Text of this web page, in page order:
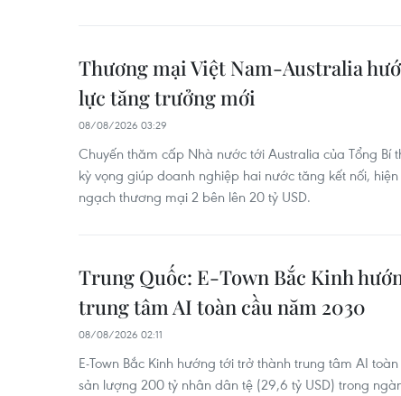
Thương mại Việt Nam-Australia
lực tăng trưởng mới
08/08/2026 03:29
Chuyến thăm cấp Nhà nước tới Australia của Tổng Bí
kỳ vọng giúp doanh nghiệp hai nước tăng kết nối,
ngạch thương mại 2 bên lên 20 tỷ USD.
Trung Quốc: E-Town Bắc Kinh
trung tâm AI toàn cầu năm 2030
08/08/2026 02:11
E-Town Bắc Kinh hướng tới trở thành trung tâm AI
sản lượng 200 tỷ nhân dân tệ (29,6 tỷ USD) trong